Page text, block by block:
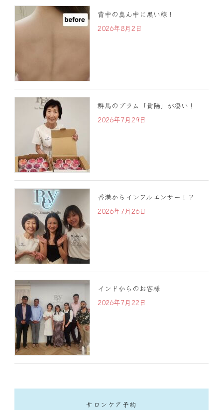
背中の真ん中に黒い線！
2026年8月2日
群馬のプラム「貴陽」が凄い！
2026年7月29日
香港からインフルエンサー！？
2026年7月26日
インドからのお客様
2026年7月22日
サロンケア予約